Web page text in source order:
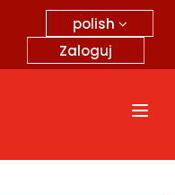
polish
Zaloguj